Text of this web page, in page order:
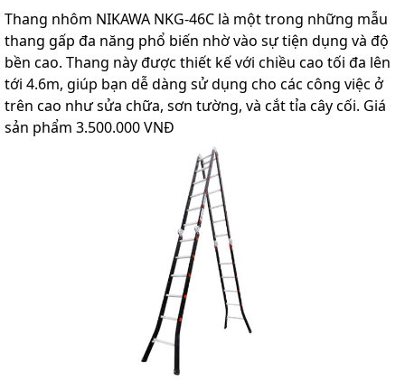
Thang nhôm NIKAWA NKG-46C là một trong những mẫu
thang gấp đa năng phổ biến nhờ vào sự tiện dụng và độ
bền cao. Thang này được thiết kế với chiều cao tối đa lên
tới 4.6m, giúp bạn dễ dàng sử dụng cho các công việc ở
trên cao như sửa chữa, sơn tường, và cắt tỉa cây cối. Giá
sản phẩm 3.500.000 VNĐ